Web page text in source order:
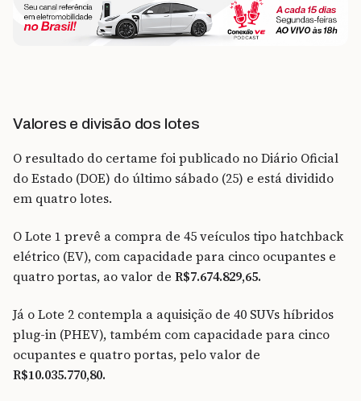
Valores e divisão dos lotes
O resultado do certame foi publicado no Diário Oficial
do Estado (DOE) do último sábado (25) e está dividido
em quatro lotes.
O Lote 1 prevê a compra de 45 veículos tipo hatchback
elétrico (EV), com capacidade para cinco ocupantes e
quatro portas, ao valor de R$7.674.829,65.
Já o Lote 2 contempla a aquisição de 40 SUVs híbridos
plug-in (PHEV), também com capacidade para cinco
ocupantes e quatro portas, pelo valor de
R$10.035.770,80.